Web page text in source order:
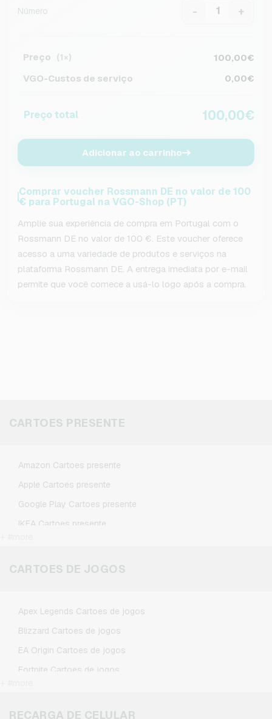
Número - +
Preço (1×)
100,00€
VGO-Custos de serviço
0,00€
Preço total 100,00€
Adicionar ao carrinho
Comprar voucher Rossmann DE no valor de 100
€ para Portugal na VGO-Shop (PT)
Amplie sua experiência de compra em Portugal com o
Rossmann DE no valor de 100 €. Este voucher oferece
acesso a uma variedade de produtos e serviços na
plataforma Rossmann DE. A entrega imediata por e-mail
permite que você comece a usá-lo logo após a compra.
CARTOES PRESENTE
Amazon Cartoes presente
Apple Cartoes presente
Google Play Cartoes presente
IKEA Cartoes presente
Microsoft Cartoes presente
CARTOES DE JOGOS
Apex Legends Cartoes de jogos
Blizzard Cartoes de jogos
EA Origin Cartoes de jogos
Fortnite Cartoes de jogos
Minecraft Cartoes de jogos
RECARGA DE CELULAR